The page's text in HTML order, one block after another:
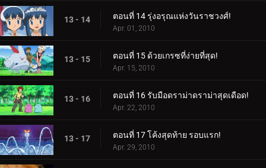
13 - 14 ตอนที่ 14 รุ่งอรุณแห่งวันราชวงศ์!
Apr. 01, 2010
13 - 15 ตอนที่ 15 ด้วยเกรซที่ง่ายที่สุด!
Apr. 15, 2010
13 - 16 ตอนที่ 16 รับมือดราม่าดราม่าสุดเดือด!
Apr. 22, 2010
13 - 17 ตอนที่ 17 โค้งสุดท้าย รอบแรก!
Apr. 29, 2010